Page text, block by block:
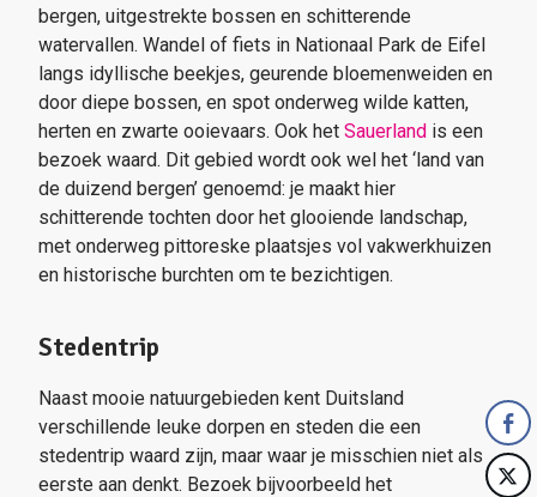
bergen, uitgestrekte bossen en schitterende
watervallen. Wandel of fiets in Nationaal Park de Eifel
langs idyllische beekjes, geurende bloemenweiden en
door diepe bossen, en spot onderweg wilde katten,
herten en zwarte ooievaars. Ook het Sauerland is een
bezoek waard. Dit gebied wordt ook wel het ‘land van
de duizend bergen’ genoemd: je maakt hier
schitterende tochten door het glooiende landschap,
met onderweg pittoreske plaatsjes vol vakwerkhuizen
en historische burchten om te bezichtigen.
Stedentrip
Naast mooie natuurgebieden kent Duitsland
verschillende leuke dorpen en steden die een
stedentrip waard zijn, maar waar je misschien niet als
eerste aan denkt. Bezoek bijvoorbeeld het